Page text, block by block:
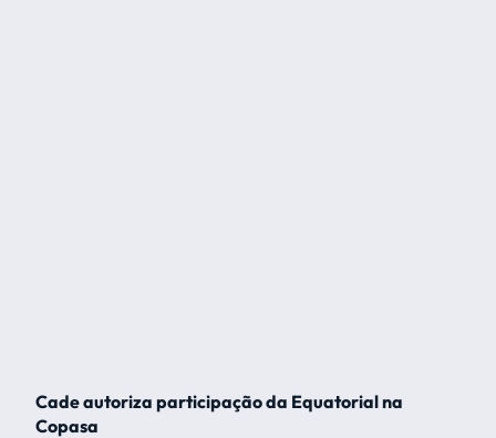
Cade autoriza participação da Equatorial na
Copasa